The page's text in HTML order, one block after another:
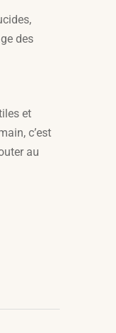
des
et
c’est
au